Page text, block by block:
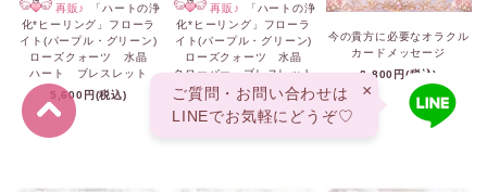
再販♪
「ハートの浄
化*ヒーリング」フローラ
イト(パープル・グリーン)
ローズクォーツ 水晶
ハート ブレスレット
5,600円(税込)
再販♪
「ハートの浄
化*ヒーリング」フローラ
イト(パープル・グリーン)
ローズクォーツ 水晶
クローバー ブレスレット
5,600円(税込)
今の貴方に必要なオラクル
カードメッセージ
2,800円(税込)
ご質問・お問い合わせは
LINEでお気軽にどうぞ♡
×